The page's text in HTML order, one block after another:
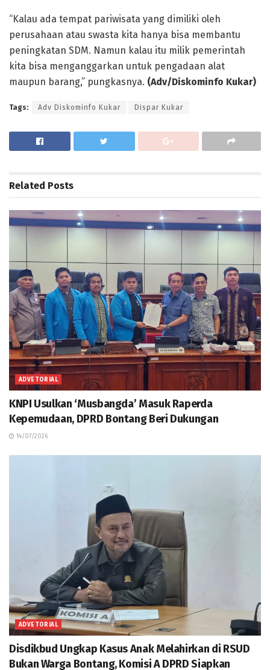
“Kalau ada tempat pariwisata yang dimiliki oleh
perusahaan atau swasta kita hanya bisa membantu
peningkatan SDM. Namun kalau itu milik pemerintah
kita bisa menganggarkan untuk pengadaan alat
maupun barang,” pungkasnya. (Adv/Diskominfo Kukar)
Tags: Adv Diskominfo Kukar Dispar Kukar
Related Posts
ADVETORIAL
KNPI Usulkan ‘Musbangda’ Masuk Raperda
Kepemudaan, DPRD Bontang Beri Dukungan
14/07/2026
ADVETORIAL
Disdikbud Ungkap Kasus Anak Melahirkan di RSUD
Bukan Warga Bontang, Komisi A DPRD Siapkan